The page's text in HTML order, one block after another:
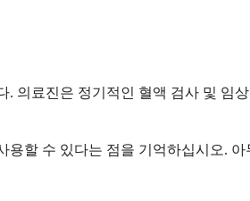
의료진은 정기적인 혈액 검사 및 임
할 수 있다는 점을 기억하십시오.